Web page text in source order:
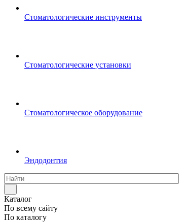
Стоматологические инструменты
Стоматологические установки
Стоматологическое оборудование
Эндодонтия
Каталог
По всему сайту
По каталогу